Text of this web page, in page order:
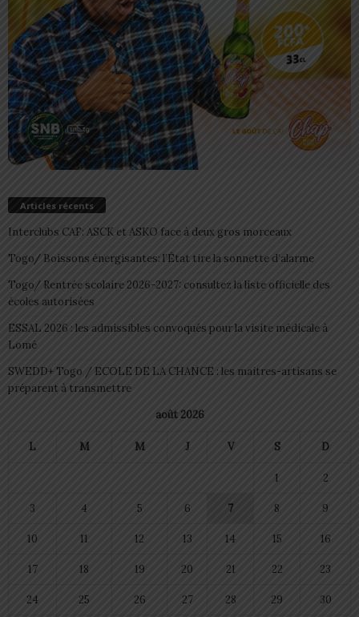
Articles récents
Interclubs CAF: ASCK et ASKO face à deux gros morceaux
Togo/ Boissons énergisantes: l’État tire la sonnette d’alarme
Togo/ Rentrée scolaire 2026-2027: consultez la liste officielle des
écoles autorisées
ESSAL 2026 : les admissibles convoqués pour la visite médicale à
Lomé
SWEDD+ Togo / ECOLE DE LA CHANCE : les maitres-artisans se
préparent à transmettre
août 2026
L M M J V S D
1 2
3 4 5 6 7 8 9
10 11 12 13 14 15 16
17 18 19 20 21 22 23
24 25 26 27 28 29 30